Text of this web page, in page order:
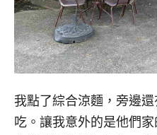
我點了綜合涼麵，旁邊
吃。讓我意外的是他們